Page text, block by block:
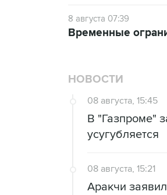
8 августа 07:39
Временные
НОВОСТИ
08 августа, 15:45
В "Газпроме"
усугубляется
08 августа, 15:21
Аракчи